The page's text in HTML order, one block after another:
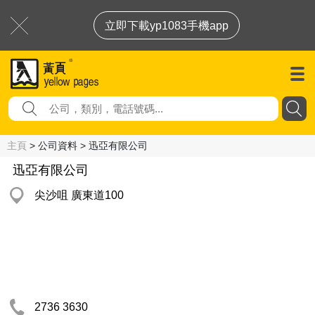
立即下載yp1083手機app
主頁 > 公司資料 > 迅亞有限公司
迅亞有限公司
尖沙咀 廣東道100
2736 3630